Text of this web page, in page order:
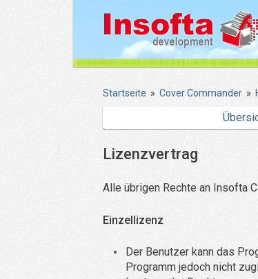
Startseite » Cover Commander »
Lizenzvertrag
Alle übrigen Rechte an Insofta
Einzellizenz
Der Benutzer kann das
Programm jedoch nicht